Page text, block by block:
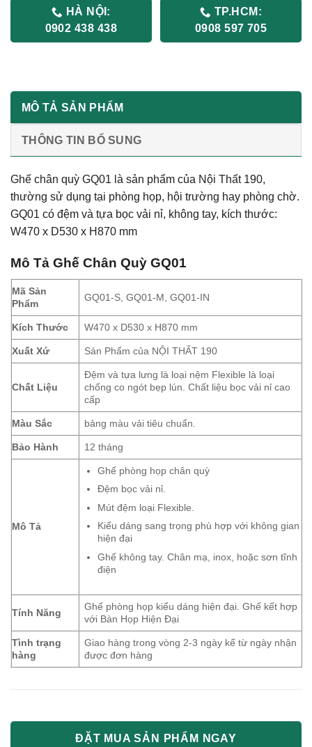
HÀ NỘI:
0902 438 438
TP.HCM:
0908 597 705
MÔ TẢ SẢN PHẨM
THÔNG TIN BỔ SUNG
Ghế chân quỳ GQ01 là sản phẩm của Nội Thất 190,
thường sử dụng tại phòng họp, hội trường hay phòng chờ.
GQ01 có đệm và tựa bọc vải nỉ, không tay, kích thước:
W470 x D530 x H870 mm
Mô Tả Ghế Chân Quỳ GQ01
Mã Sản
Phẩm
GQ01-S, GQ01-M, GQ01-IN
Kích Thước W470 x D530 x H870 mm
Xuất Xứ Sản Phẩm của NỘI THẤT 190
Chất Liệu
Đệm và tựa lưng là loại nệm Flexible là loại
chống co ngót bẹp lún. Chất liệu bọc vải nỉ cao
cấp
Màu Sắc bảng màu vải tiêu chuẩn.
Bảo Hành 12 tháng
Mô Tả
Ghế phòng họp chân quỳ
Đệm bọc vải nỉ.
Mút đệm loại Flexible.
Kiểu dáng sang trọng phù hợp với không gian
hiện đại
Ghế không tay. Chân mạ, inox, hoặc sơn tĩnh
điện
Tính Năng
Ghế phòng họp kiểu dáng hiện đại. Ghế kết hợp
với Bàn Họp Hiện Đại
Tình trạng
hàng
Giao hàng trong vòng 2-3 ngày kể từ ngày nhận
được đơn hàng
ĐẶT MUA SẢN PHẨM NGAY